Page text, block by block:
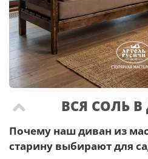
ВСЯ СОЛЬ В
Почему наш диван из
старину выбирают для